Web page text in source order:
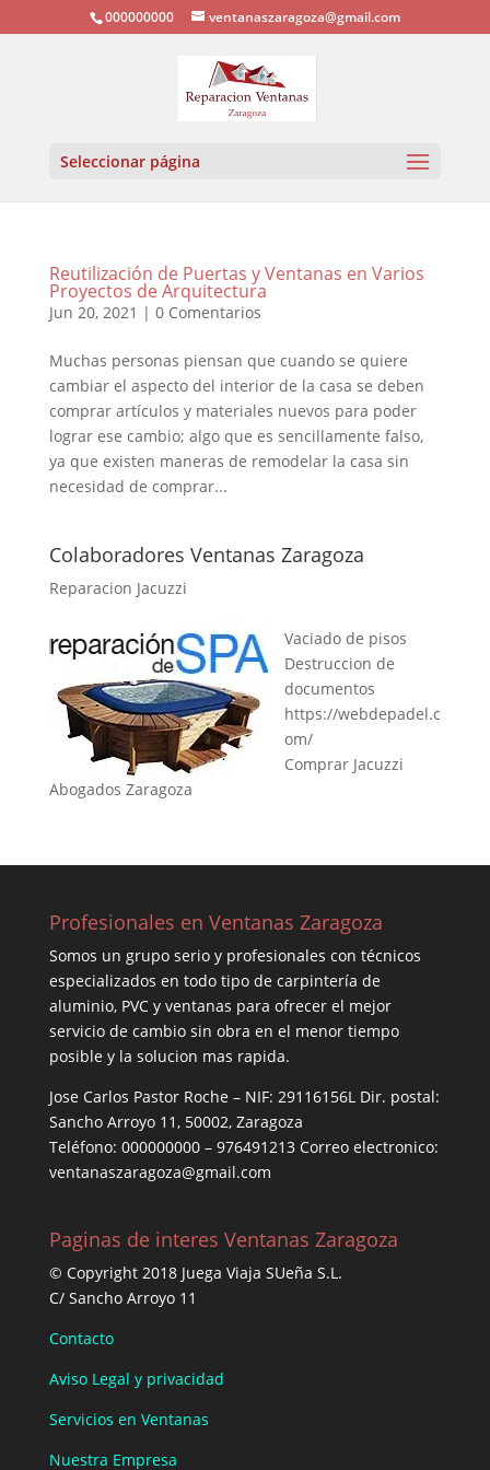
000000000 ventanaszaragoza@gmail.com
Seleccionar página
Reutilización de Puertas y Ventanas en Varios
Proyectos de Arquitectura
Jun 20, 2021 | 0 Comentarios
Muchas personas piensan que cuando se quiere
cambiar el aspecto del interior de la casa se deben
comprar artículos y materiales nuevos para poder
lograr ese cambio; algo que es sencillamente falso,
ya que existen maneras de remodelar la casa sin
necesidad de comprar...
Colaboradores Ventanas Zaragoza
Reparacion Jacuzzi
Vaciado de pisos
Destruccion de
documentos
https://webdepadel.c
om/
Comprar Jacuzzi
Abogados Zaragoza
Profesionales en Ventanas Zaragoza
Somos un grupo serio y profesionales con técnicos
especializados en todo tipo de carpintería de
aluminio, PVC y ventanas para ofrecer el mejor
servicio de cambio sin obra en el menor tiempo
posible y la solucion mas rapida.
Jose Carlos Pastor Roche – NIF: 29116156L Dir. postal:
Sancho Arroyo 11, 50002, Zaragoza
Teléfono: 000000000 – 976491213 Correo electronico:
ventanaszaragoza@gmail.com
Paginas de interes Ventanas Zaragoza
© Copyright 2018 Juega Viaja SUeña S.L.
C/ Sancho Arroyo 11
Contacto
Aviso Legal y privacidad
Servicios en Ventanas
Nuestra Empresa